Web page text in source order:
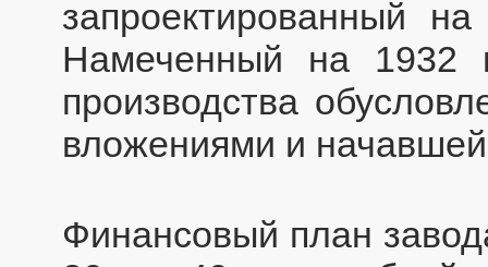
запроектированный
Намеченный на 1932
производства
вложениями и
Финансовый план